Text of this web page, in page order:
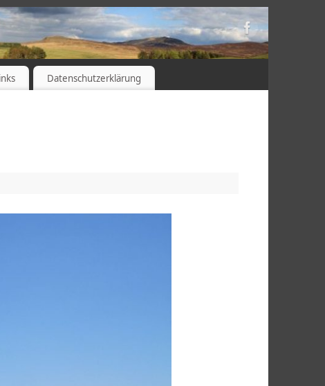
Datenschutzerklärung